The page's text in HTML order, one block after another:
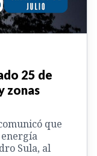
25 de
zonas
que
energía
Sula, al